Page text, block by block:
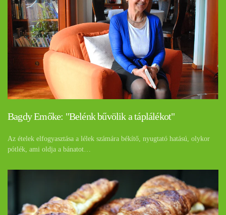
Bagdy Emőke: "Belénk bűvölik a táplálékot"
Az ételek elfogyasztása a lélek számára békítő, nyugtató hatású, olykor
pótlék, ami oldja a bánatot…